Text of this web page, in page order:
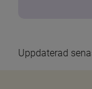
Uppdaterad